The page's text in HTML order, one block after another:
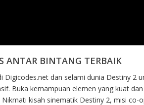
ANTAR BINTANG TERBAIK
Digicodes.net dan selami dunia Destiny 2
Buka kemampuan elemen yang kuat
kisah sinematik Destiny 2, misi